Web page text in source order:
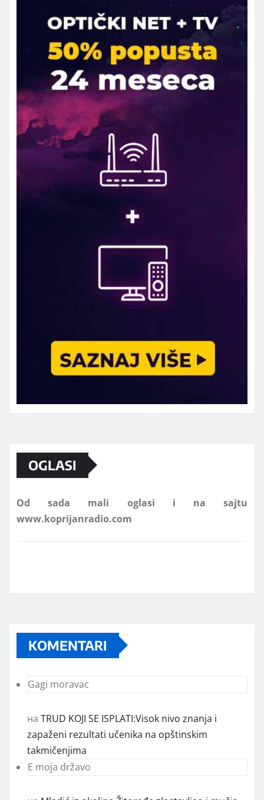
OGLASI
Od sada mali oglasi i na sajtu
KOMENTARI
Gagi moravac
на TRUD KOJI SE ISPLATI:Visok nivo znanja i
zapaženi rezultati učenika na opštinskim
takmičenjima
E moja državo